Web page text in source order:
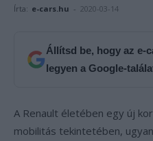
Írta: e-cars.hu - 2020-03-14
Állítsd be, hogy az e-
legyen a Google-
A Renault életében egy új
mobilitás tekintetében,